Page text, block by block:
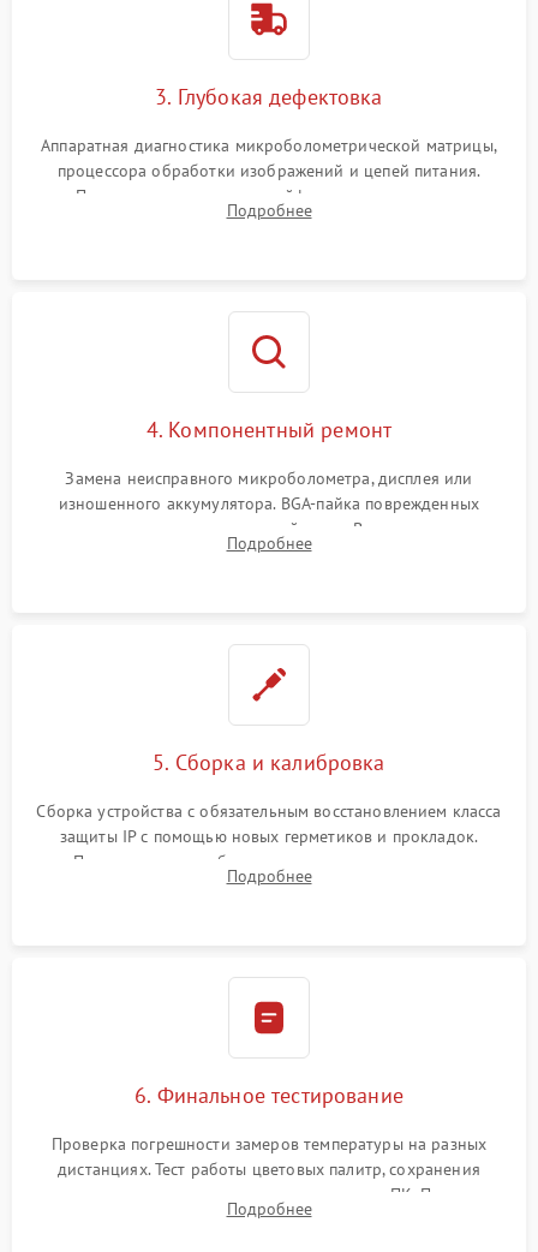
3. Глубокая дефектовка
Аппаратная диагностика микроболометрической матрицы,
процессора обработки изображений и цепей питания.
Проверка целостности шлейфов, модуля памяти и
интерфейсов связи. Выявление сгоревших SMD-компонентов
Подробнее
4. Компонентный ремонт
Замена неисправного микроболометра, дисплея или
изношенного аккумулятора. BGA-пайка поврежденных
контроллеров на материнской плате. Восстановление
разъемов и кнопок, замена поврежденных элементов
Подробнее
5. Сборка и калибровка
Сборка устройства с обязательным восстановлением класса
защиты IP с помощью новых герметиков и прокладок.
Программная калибровка матрицы по эталонному
абсолютно черному телу для точного измерения температур.
Подробнее
6. Финальное тестирование
Проверка погрешности замеров температуры на разных
дистанциях. Тест работы цветовых палитр, сохранения
термограмм в память и передачи данных на ПК. Проверка
автономности работы и итоговый контроль качества.
Подробнее